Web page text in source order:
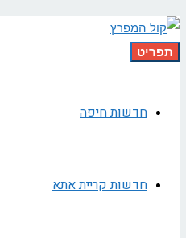
תפריט
חדשות חיפה
חדשות קריית אתא